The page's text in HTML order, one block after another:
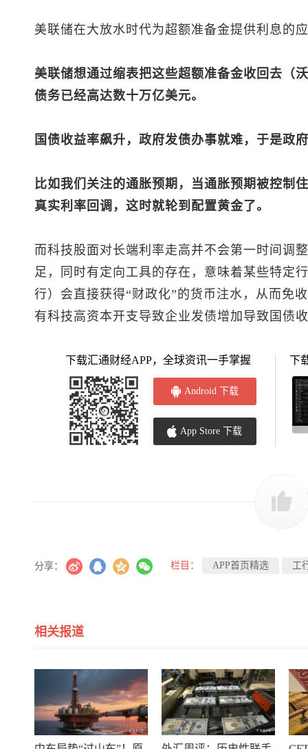
美联储在大放水时代为超额准备金提供利息的
美联储想通过缩表把这些超额准备金收回去（
债务已经高达数十万亿美元。
国债收益率飙升，政府发债办事就难，于是政
比如我们关注的通胀预期，当通胀预期被控制
真实利率回调，这时就轮到配置黄金了。
而科技股面对长端利率走高并不会第一时间调
足，同时有定向工具的存在，意味着某些特定
行）会直接获得“财政化”的货币注水，从而免
有科技高资本开支导致企业发债增加导致国债
下载汇通财经APP，全球资讯一手掌握
Android 下载
App Store 下载
下
分享： 栏目： APP首页精选 工
相关报道